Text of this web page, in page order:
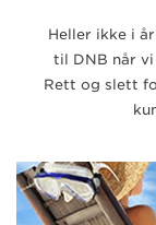
Heller ikke i
til DNB når
Rett og slett